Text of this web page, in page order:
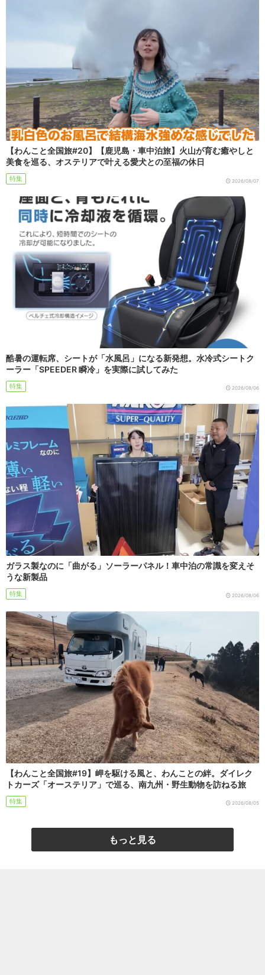
【わんこと全国旅#20】【鹿児島・車中泊旅】火山が育む癒やしと
美食を巡る、オステリアで叶える愛犬との至福の休日
特集 2026/08/07
酷暑の運転席、シートが「水風呂」になる新発想。水冷式シートク
ーラー「SPEEDER 瞬冷」を実際に試してみた
特集 2026/08/06
ガラス製なのに「曲がる」ソーラーパネル！車中泊の常識を変えそ
うな新製品
特集 2026/08/06
【わんこと全国旅#19】岬を駆ける風と、わんことの絆。ダイレク
トカーズ「オーステリア」で巡る、南九州・野生動物を訪ねる旅
特集 2026/08/05
もっと見る